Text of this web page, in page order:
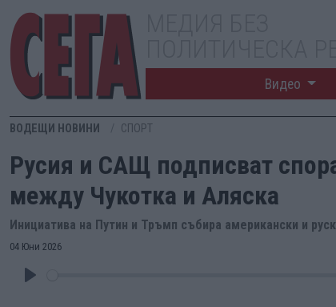
Видео
ВОДЕЩИ НОВИНИ СПОРТ
Русия и САЩ подписват
между Чукотка и Аляска
Инициатива на Путин и Тръмп събира американски и
04 Юни 2026